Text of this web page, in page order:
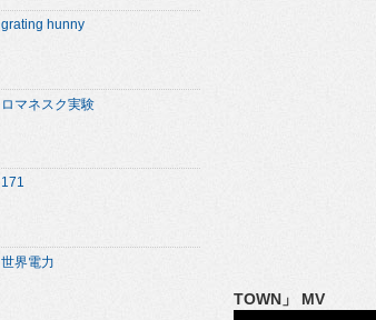
TOWN」 MV
grating hunny
ロマネスク実験
171
世界電力